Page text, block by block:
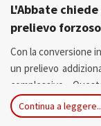
L'Abbate
prelievo forzoso
Con la conversione
un prelievo
complessivo.
incontro agli
conseguenze del
Continua a